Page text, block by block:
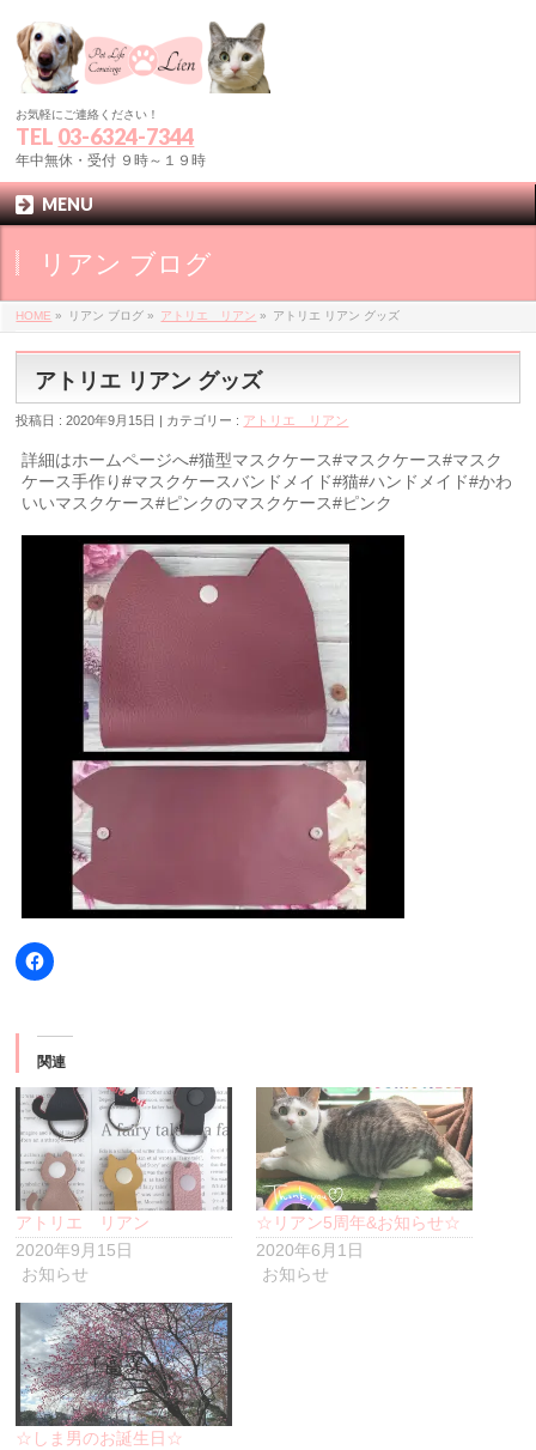
お気軽にご連絡ください！
TEL 03-6324-7344
年中無休・受付 ９時～１９時
MENU
リアン ブログ
HOME » リアン ブログ » アトリエ リアン » アトリエ リアン グッズ
アトリエ リアン グッズ
投稿日 : 2020年9月15日 | カテゴリー : アトリエ リアン
詳細はホームページへ#猫型マスクケース#マスクケース#マスク
ケース手作り#マスクケースバンドメイド#猫#ハンドメイド#かわ
いいマスクケース#ピンクのマスクケース#ピンク
Facebook
で
る
に
は
ク
リ
ッ
ク
し
て
く
だ
さ
い
(新
し
い
ウ
ィ
ン
ド
ウ
で
開
き
ま
す)
関連
アトリエ リアン
2020年9月15日
お知らせ
☆リアン5周年&お知らせ☆
2020年6月1日
お知らせ
☆しま男のお誕生日☆